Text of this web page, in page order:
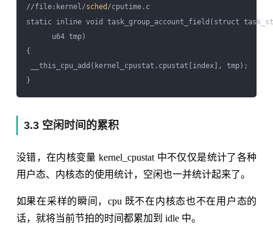
//file:kernel/sched /cputime.c
static inline void task_group_account_field(struct
u64 tmp)
{
__this_cpu_add(kernel_cpustat.cpustat[index], tmp);
3.3 空闲时间的累积
没错，在内核变量 kernel_cpustat 中不仅仅是统计了各种
用户态、内核态的使用统计，空闲也一并统计起来了。
如果在采样的瞬间，cpu 既不在内核态也不在用户态的
话，就将当前节拍的时间都累加到 idle 中。